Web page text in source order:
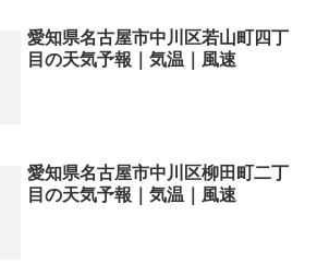
愛知県名古屋市中川区若山町四丁
目の天気予報｜気温｜風速
愛知県名古屋市中川区柳田町二丁
目の天気予報｜気温｜風速